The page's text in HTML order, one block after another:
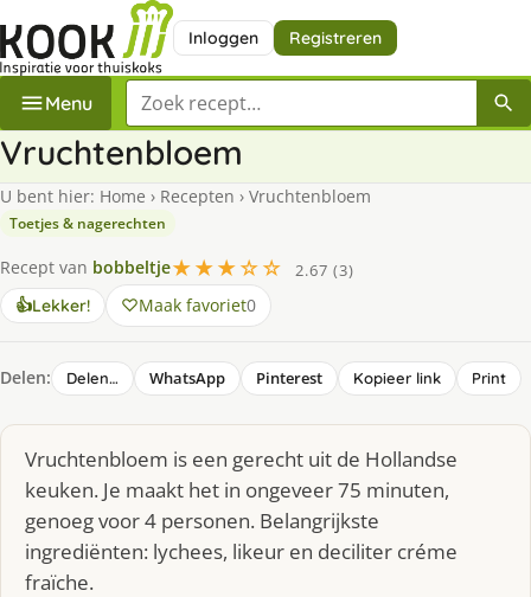
Inloggen Registreren
Menu Zoek een recept
Vruchtenbloem
U bent hier: Home › Recepten › Vruchtenbloem
Toetjes & nagerechten
Recept van bobbeltje★★★☆☆
2.67 (3)
👍Lekker! Maak favoriet0
Delen: Delen… WhatsApp Pinterest Kopieer link Print
Vruchtenbloem is een gerecht uit de Hollandse
keuken. Je maakt het in ongeveer 75 minuten,
genoeg voor 4 personen. Belangrijkste
ingrediënten: lychees, likeur en deciliter créme
fraïche.